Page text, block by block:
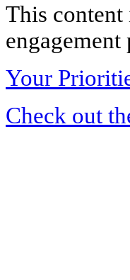
This content
Your
Check out